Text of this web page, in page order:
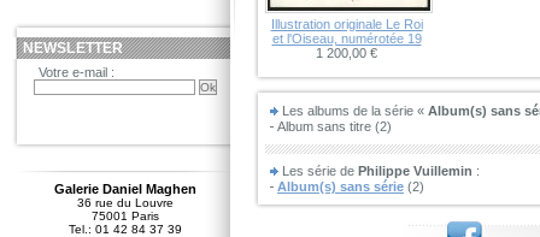
Illustration originale Le Roi
et l'Oiseau, numérotée 19
1 200,00 €
Les albums de la série « Album(s) sans
Album sans titre (2)
Les série de Philippe Vuillemin :
Album(s) sans série (2)
NEWSLETTER
Votre e-mail :
Galerie Daniel Maghen
36 rue du Louvre
75001 Paris
Tel.: 01 42 84 37 39